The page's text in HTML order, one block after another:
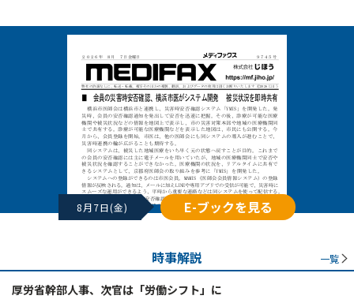
8月7日(金) E-ブックを見る
時事解説 一覧
厚労省幹部人事、次官は「労働シフト」に